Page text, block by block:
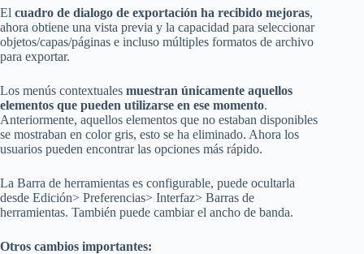
El cuadro de dialogo de exportación ha recibido mejoras,
ahora obtiene una vista previa y la capacidad para seleccionar
objetos/capas/páginas e incluso múltiples formatos de archivo
para exportar.
Los menús contextuales muestran únicamente aquellos
elementos que pueden utilizarse en ese momento.
Anteriormente, aquellos elementos que no estaban disponibles
se mostraban en color gris, esto se ha eliminado. Ahora los
usuarios pueden encontrar las opciones más rápido.
La Barra de herramientas es configurable, puede ocultarla
desde Edición> Preferencias> Interfaz> Barras de
herramientas. También puede cambiar el ancho de banda.
Otros cambios importantes: